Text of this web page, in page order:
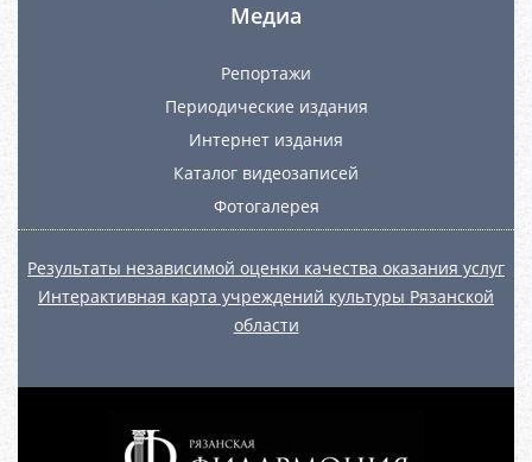
Медиа
Репортажи
Периодические издания
Интернет издания
Каталог видеозаписей
Фотогалерея
Результаты независимой оценки качества оказания услуг
Интерактивная карта учреждений культуры Рязанской
области